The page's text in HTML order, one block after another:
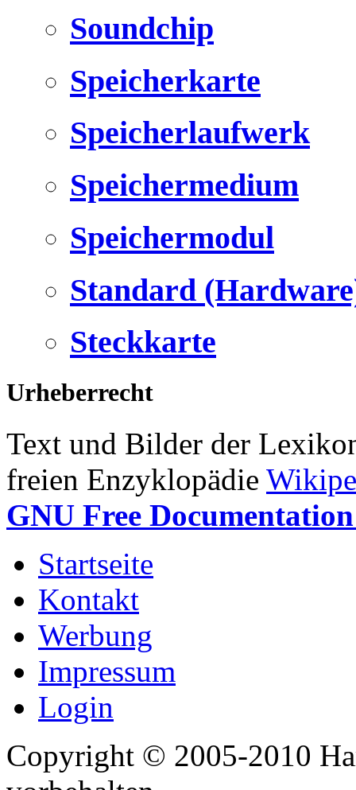
Soundchip
Speicherkarte
Speicherlaufwerk
Speichermedium
Speichermodul
Standard
Steckkarte
Urheberrecht
Text und Bilder der
freien Enzyklopädie
GNU Free
Startseite
Kontakt
Werbung
Impressum
Login
Copyright © 2005-2010